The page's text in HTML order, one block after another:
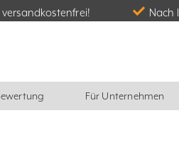
versandkostenfrei! Nach
Für Unternehmen